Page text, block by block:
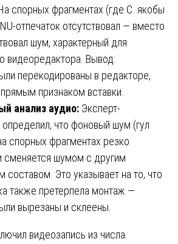
спорных фрагментах (где С. якобы
отпечаток отсутствовал — вместо
шум, характерный для
видеоредактора. Вывод:
перекодированы в редакторе,
признаком вставки.
анализ аудио: Эксперт-
что фоновый шум (гул
спорных фрагментах резко
сменяется шумом с другим
составом. Это указывает на то, что
также претерпела монтаж —
вырезаны и склеены.
видеозапись из числа